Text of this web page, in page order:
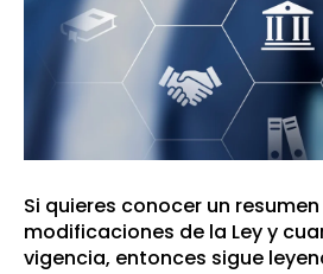
Si quieres conocer un
modificaciones de la Ley y
vigencia, entonces sigue